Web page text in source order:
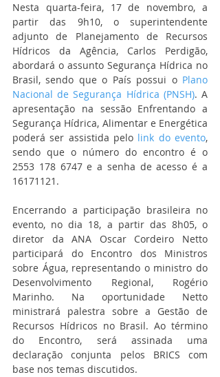
Nesta quarta-feira, 17 de novembro, a
partir das 9h10, o superintendente
adjunto de Planejamento de Recursos
Hídricos da Agência, Carlos Perdigão,
abordará o assunto Segurança Hídrica no
Brasil, sendo que o País possui o Plano
Nacional de Segurança Hídrica (PNSH). A
apresentação na sessão Enfrentando a
Segurança Hídrica, Alimentar e Energética
poderá ser assistida pelo link do evento,
sendo que o número do encontro é o
2553 178 6747 e a senha de acesso é a
16171121.
Encerrando a participação brasileira no
evento, no dia 18, a partir das 8h05, o
diretor da ANA Oscar Cordeiro Netto
participará do Encontro dos Ministros
sobre Água, representando o ministro do
Desenvolvimento Regional, Rogério
Marinho. Na oportunidade Netto
ministrará palestra sobre a Gestão de
Recursos Hídricos no Brasil. Ao término
do Encontro, será assinada uma
declaração conjunta pelos BRICS com
base nos temas discutidos.